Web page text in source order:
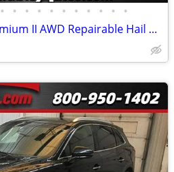
• • • • • • • • • • •
2017 Buick Envision Premium II AWD Repairable Hail Damage